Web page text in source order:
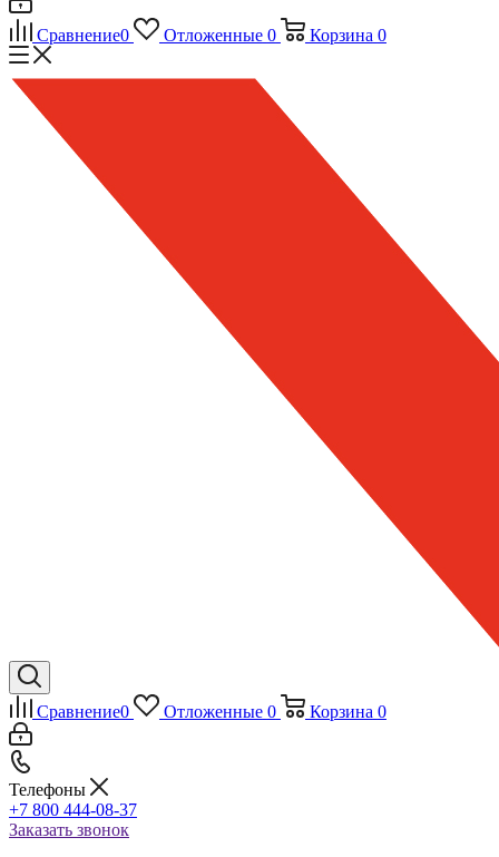
Сравнение0 Отложенные 0 Корзина 0
Сравнение0 Отложенные 0 Корзина 0
Телефоны
+7 800 444-08-37
Заказать звонок